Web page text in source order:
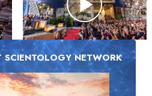
NETWORK